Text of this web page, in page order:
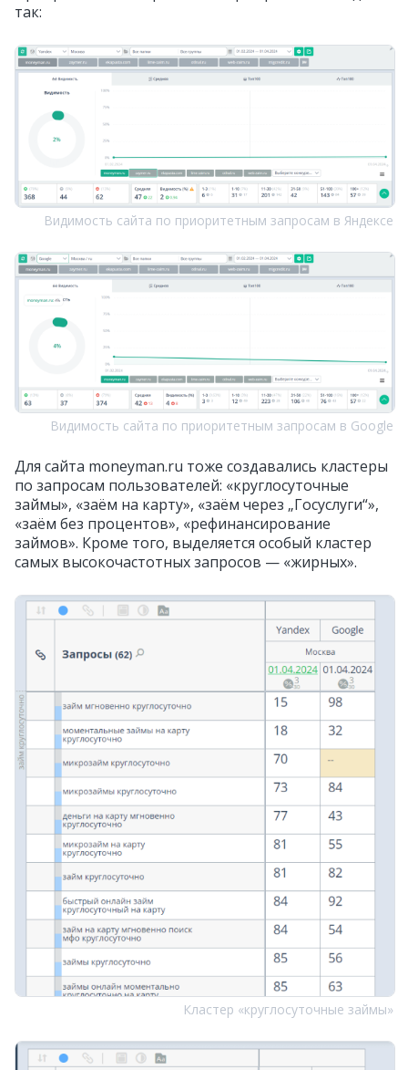
так:
Видимость сайта по приоритетным запросам в Яндексе
Видимость сайта по приоритетным запросам в Google
Для сайта moneyman.ru тоже создавались кластеры
по запросам пользователей: «круглосуточные
займы», «заём на карту», «заём через „Госуслуги“»,
«заём без процентов», «рефинансирование
займов». Кроме того, выделяется особый кластер
самых высокочастотных запросов — «жирных».
Кластер «круглосуточные займы»